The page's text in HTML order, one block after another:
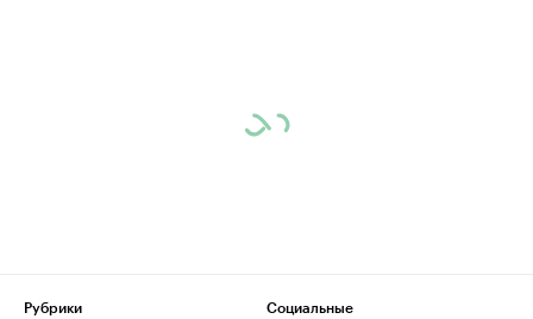
Рубрики
Социальные